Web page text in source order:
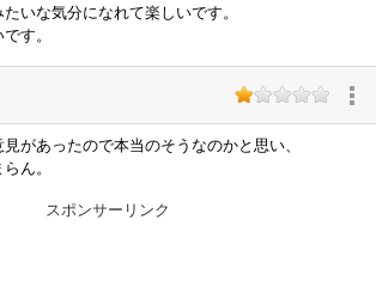
いな気分になれて楽しいです。
す。
見があったので本当のそうなのかと思い、
ん。
スポンサーリンク